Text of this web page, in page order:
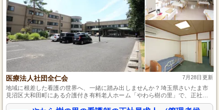
医療法人社団全仁会 7月28日更新
地域に根差した看護の世界へ、一緒に踏み出しませんか？埼玉県さいたま市
見沼区大和田町にある介護付き有料老人ホーム「やわら樹の里」で、正社員
の看護師を募集しています。看護師として高齢者の安心・安全な生活を支え